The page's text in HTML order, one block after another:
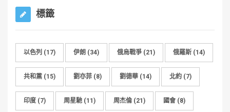
標籤
以色列 (17) 伊朗 (34) 俄烏戰爭 (21) 俄羅斯 (14)
共和黨 (15) 劉亦菲 (8) 劉德華 (14) 北約 (7)
印度 (7) 周星馳 (11) 周杰倫 (21) 國會 (8)